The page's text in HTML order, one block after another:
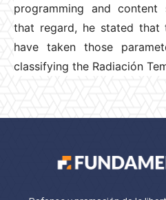
programming and
that regard, he stated that
have taken those
classifying the Radiación